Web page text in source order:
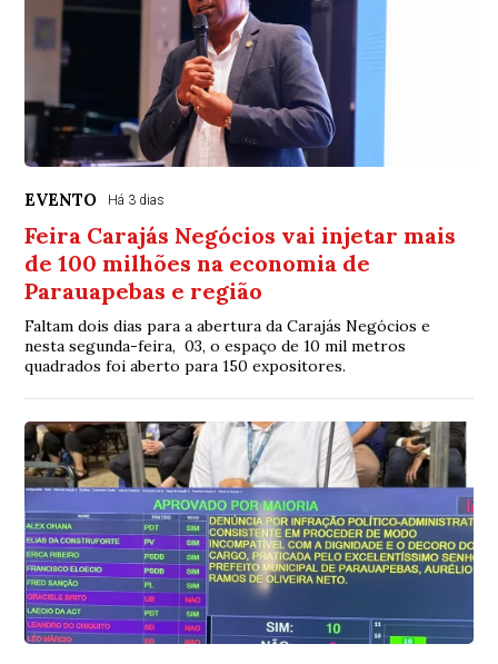
EVENTO Há 3 dias
Feira Carajás Negócios vai injetar mais
de 100 milhões na economia de
Parauapebas e região
Faltam dois dias para a abertura da Carajás Negócios e
nesta segunda-feira, 03, o espaço de 10 mil metros
quadrados foi aberto para 150 expositores.